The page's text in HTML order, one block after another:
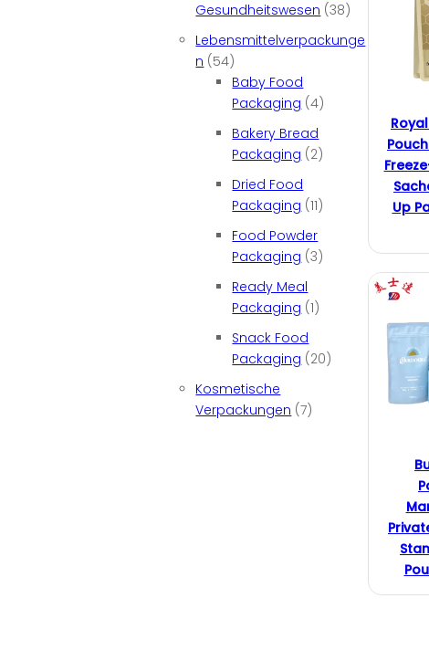
Gesundheitswesen (38)
Lebensmittelverpackunge
n (54)
Baby Food
Packaging (4)
Bakery Bread
Packaging (2)
Dried Food
Packaging (11)
Food Powder
Packaging (3)
Ready Meal
Packaging (1)
Snack Food
Packaging (20)
Kosmetische
Verpackungen (7)
Up